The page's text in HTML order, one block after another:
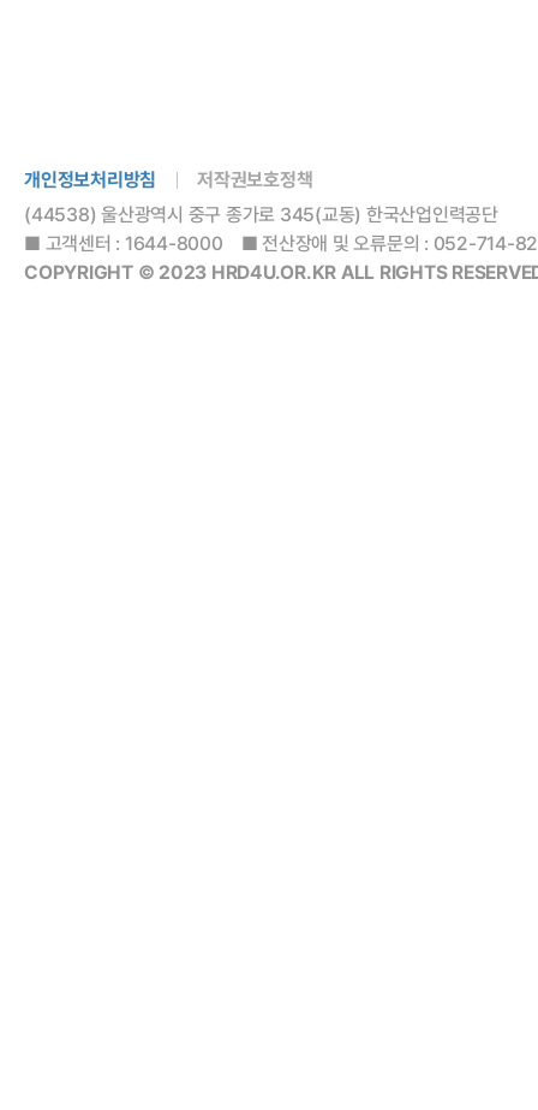
개인정보처리방침
저작권보호정책
(44538) 울산광역시 중구 종가로 345(교동) 한국산업인력공단
■ 고객센터 : 1644-8000 ■ 전산장애 및 오류문의 : 052-714-
COPYRIGHT © 2023 HRD4U.OR.KR ALL RIGHTS